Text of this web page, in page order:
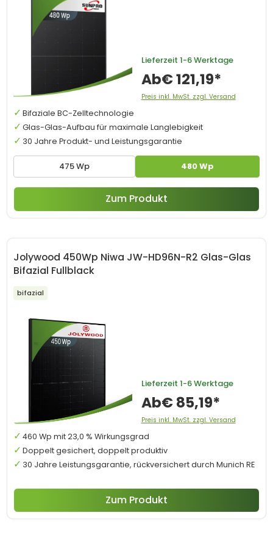
475 Wp 480 Wp
Lieferzeit 1-6 Werktage
Ab€ 121,19*
Preis inkl. MwSt. zzgl. Versand
Bifaziale BC-Zelltechnologie
Glas-Glas-Aufbau für maximale Langlebigkeit
30 Jahre Produkt- und Leistungsgarantie
Zum Produkt
Jolywood 450Wp Niwa JW-HD96N-R2 Glas-Glas
Bifazial Fullblack
bifazial
Lieferzeit 1-6 Werktage
Ab€ 85,19*
Preis inkl. MwSt. zzgl. Versand
460 Wp mit 23,0 % Wirkungsgrad
Doppelt gesichert, doppelt produktiv
30 Jahre Leistungsgarantie, rückversichert durch Munich RE
Zum Produkt